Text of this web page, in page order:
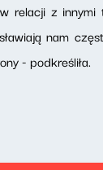
relacji z
nam
- podkreśliła.